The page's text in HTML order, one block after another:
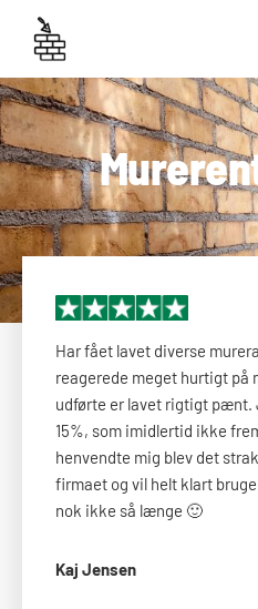
Har fået lavet diverse
reagerede meget hurtigt på
udførte er lavet rigtigt pænt.
15%, som imidlertid ikke
henvendte mig blev det
firmaet og vil helt klart
nok ikke så længe 🙂​
Kaj Jensen